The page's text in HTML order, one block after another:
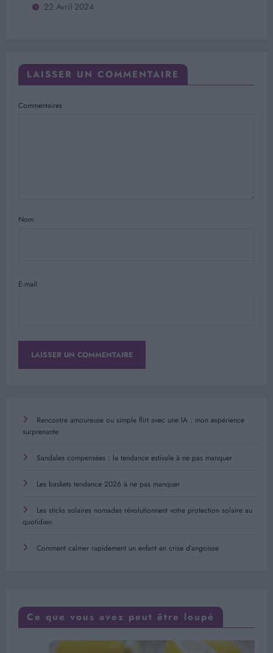
22 Avril 2024
LAISSER UN COMMENTAIRE
Commentaires
Nom
E-mail
Rencontre amoureuse ou simple flirt avec une IA : mon expérience
surprenante
Sandales compensées : la tendance estivale à ne pas manquer
Les baskets tendance 2026 à ne pas manquer
Les sticks solaires nomades révolutionnent votre protection solaire au
quotidien
Comment calmer rapidement un enfant en crise d’angoisse
Ce que vous avez peut être loupé